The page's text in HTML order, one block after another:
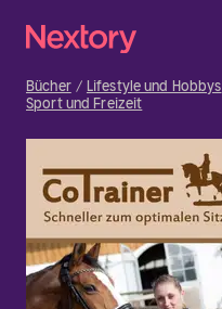
Bücher Lifestyle und Hobbys
Sport und Freizeit